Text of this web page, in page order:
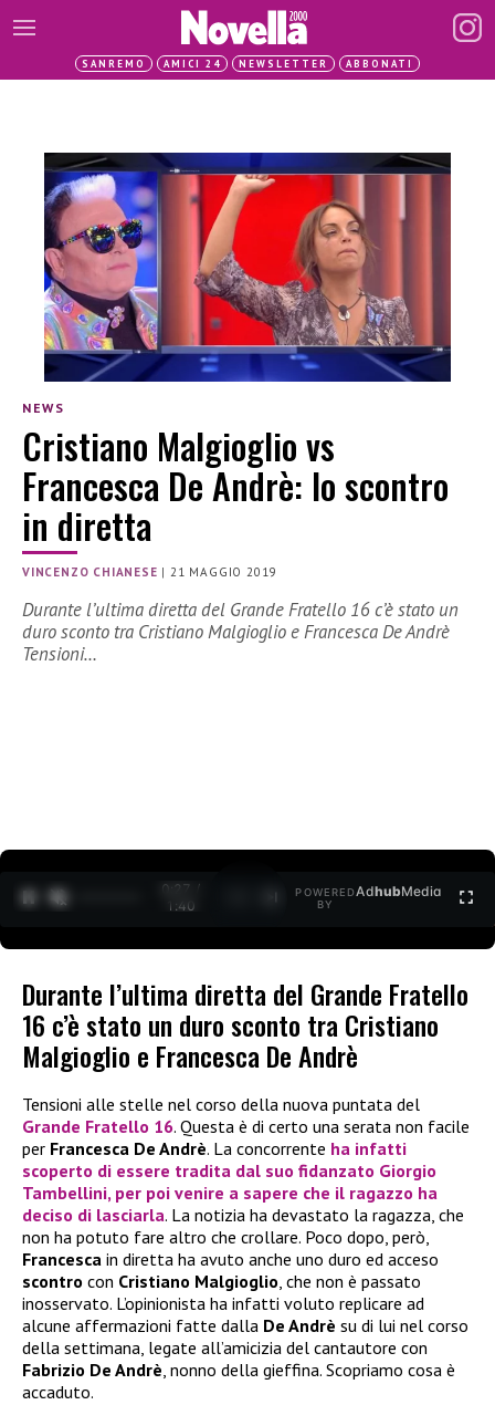
SANREMO AMICI 24 NEWSLETTER ABBONATI
NEWS
Cristiano Malgioglio vs
Francesca De Andrè: lo scontro
in diretta
VINCENZO CHIANESE |21 MAGGIO 2019
Durante l’ultima diretta del Grande Fratello 16 c’è stato un
duro sconto tra Cristiano Malgioglio e Francesca De Andrè
Tensioni…
0:27 /
1:40
POWERED
BY
AdhubMedia
Durante l’ultima diretta del Grande Fratello
16 c’è stato un duro sconto tra Cristiano
Malgioglio e Francesca De Andrè
Tensioni alle stelle nel corso della nuova puntata del
Grande Fratello 16. Questa è di certo una serata non facile
per Francesca De Andrè. La concorrente ha infatti
scoperto di essere tradita dal suo fidanzato Giorgio
Tambellini, per poi venire a sapere che il ragazzo ha
deciso di lasciarla. La notizia ha devastato la ragazza, che
non ha potuto fare altro che crollare. Poco dopo, però,
Francesca in diretta ha avuto anche uno duro ed acceso
scontro con Cristiano Malgioglio, che non è passato
inosservato. L’opinionista ha infatti voluto replicare ad
alcune affermazioni fatte dalla De Andrè su di lui nel corso
della settimana, legate all’amicizia del cantautore con
Fabrizio De Andrè, nonno della gieffina. Scopriamo cosa è
accaduto.